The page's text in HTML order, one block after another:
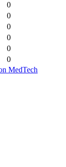
0
0
0
0
0
0